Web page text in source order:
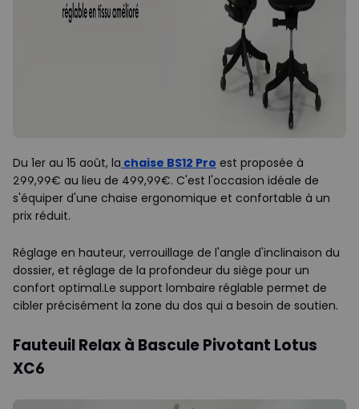
Du 1er au 15 août, la chaise BS12 Pro est proposée à
299,99€ au lieu de 499,99€. C'est l'occasion idéale de
s'équiper d'une chaise ergonomique et confortable à un
prix réduit.
Réglage en hauteur, verrouillage de l'angle d'inclinaison du
dossier, et réglage de la profondeur du siège pour un
confort optimal.Le support lombaire réglable permet de
cibler précisément la zone du dos qui a besoin de soutien.
Fauteuil Relax à Bascule Pivotant Lotus
XC6